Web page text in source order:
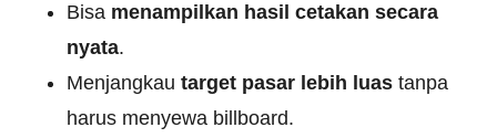
Bisa menampilkan hasil cetakan secara
nyata.
Menjangkau target pasar lebih luas tanpa
harus menyewa billboard.